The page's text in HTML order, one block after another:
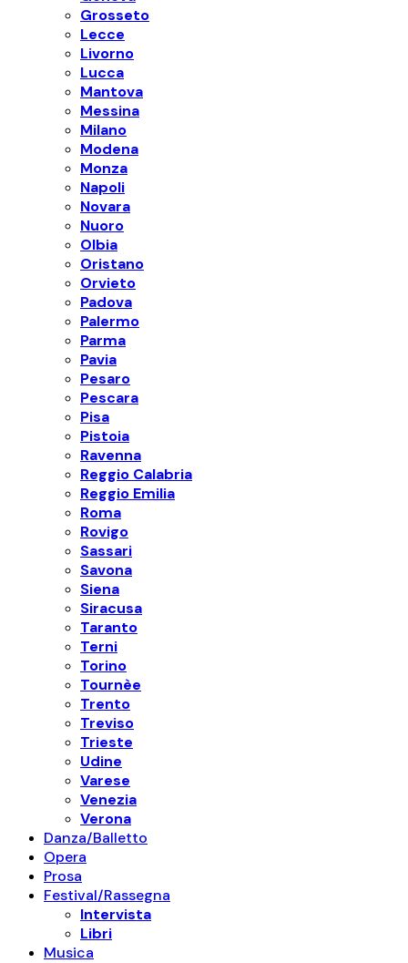
Grosseto
Lecce
Livorno
Lucca
Mantova
Messina
Milano
Modena
Monza
Napoli
Novara
Nuoro
Olbia
Oristano
Orvieto
Padova
Palermo
Parma
Pavia
Pesaro
Pescara
Pisa
Pistoia
Ravenna
Reggio Calabria
Reggio Emilia
Roma
Rovigo
Sassari
Savona
Siena
Siracusa
Taranto
Terni
Torino
Tournèe
Trento
Treviso
Trieste
Udine
Varese
Venezia
Verona
Danza/Balletto
Opera
Prosa
Festival/Rassegna
Intervista
Libri
Musica